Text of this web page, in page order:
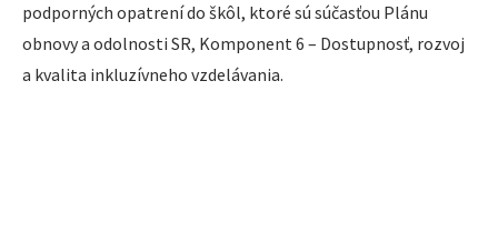
podporných opatrení do škôl, ktoré sú súčasťou Plánu
obnovy a odolnosti SR, Komponent 6 – Dostupnosť, rozvoj
a kvalita inkluzívneho vzdelávania.